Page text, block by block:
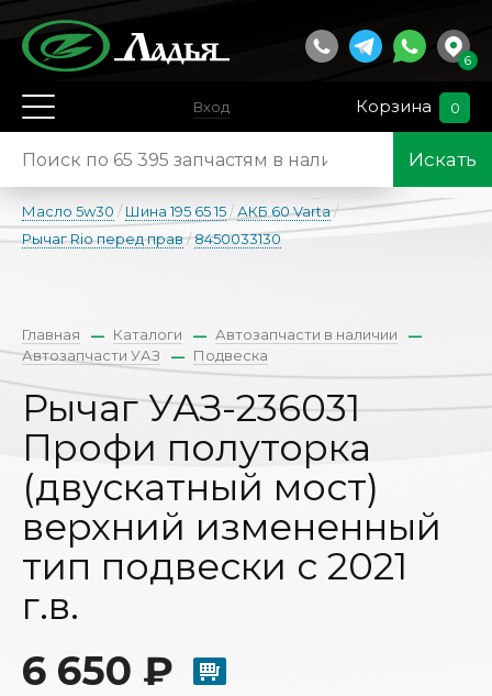
6
Вход Корзина 0
Искать
Масло 5w30 /Шина 195 65 15 /АКБ 60 Varta/
Рычаг Rio перед прав/8450033130
Главная Каталоги
Автозапчасти в наличии
Автозапчасти УАЗ
Подвеска
Рычаг УАЗ-236031
Профи полуторка
(двускатный мост)
верхний измененный
тип подвески с 2021
г.в.
6 650 ₽